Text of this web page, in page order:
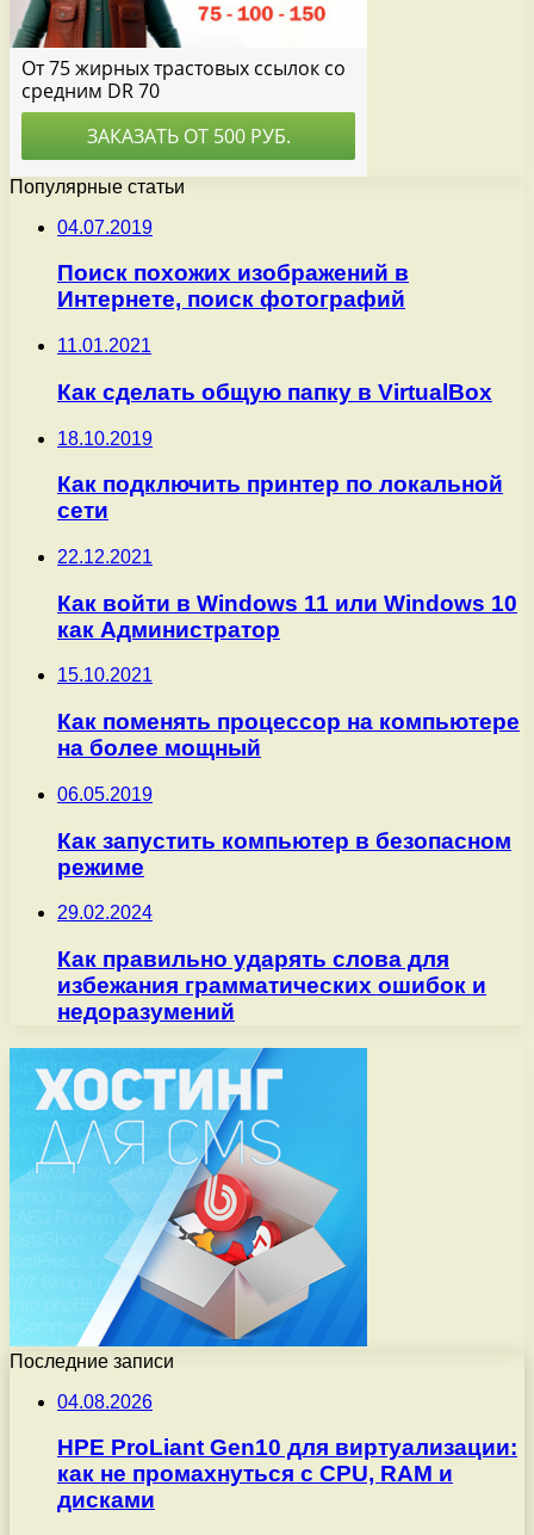
Популярные статьи
04.07.2019
Поиск похожих изображений в
Интернете, поиск фотографий
11.01.2021
Как сделать общую папку в VirtualBox
18.10.2019
Как подключить принтер по локальной
сети
22.12.2021
Как войти в Windows 11 или Windows 10
как Администратор
15.10.2021
Как поменять процессор на компьютере
на более мощный
06.05.2019
Как запустить компьютер в безопасном
режиме
29.02.2024
Как правильно ударять слова для
избежания грамматических ошибок и
недоразумений
Последние записи
04.08.2026
HPE ProLiant Gen10 для виртуализации:
как не промахнуться с CPU, RAM и
дисками